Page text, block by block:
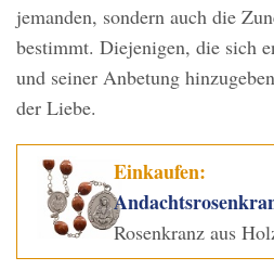
jemanden, sondern auch die
bestimmt. Diejenigen, die sich
und seiner Anbetung
der Liebe.
Einkaufen:
Rosenkranz aus